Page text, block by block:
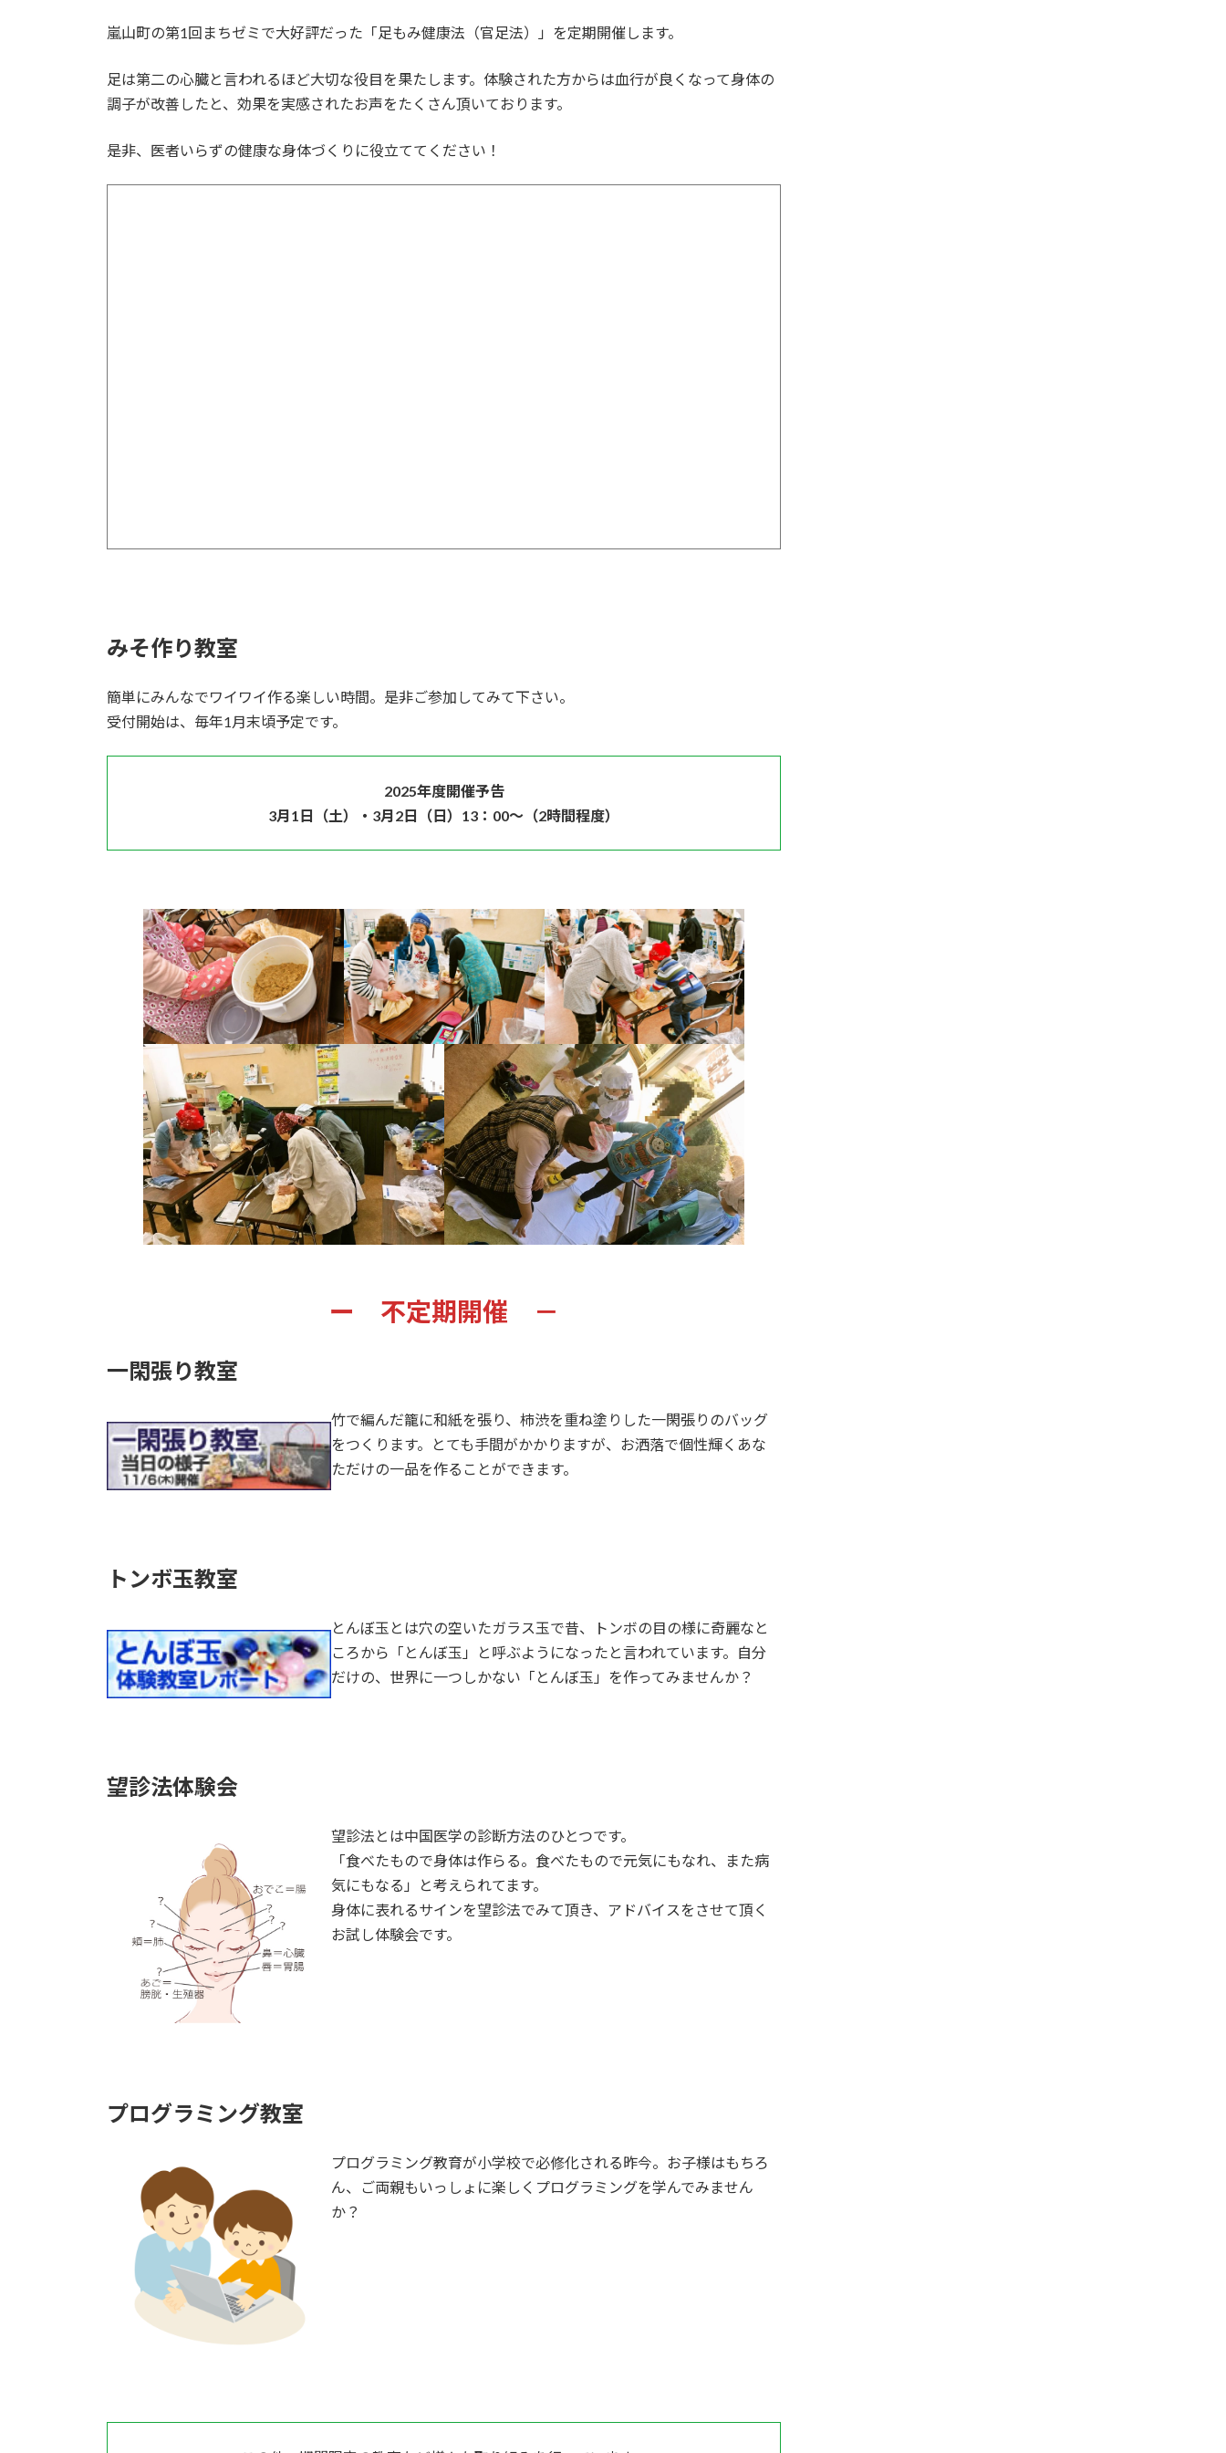
嵐山町の第1回まちゼミで大好評だった「足もみ健康法（官足法）」を定期開催します。
足は第二の心臓と言われるほど大切な役目を果たします。体験された方からは血行が良くなって身体の
調子が改善したと、効果を実感されたお声をたくさん頂いております。
是非、医者いらずの健康な身体づくりに役立ててください！
みそ作り教室
簡単にみんなでワイワイ作る楽しい時間。是非ご参加してみて下さい。
受付開始は、毎年1月末頃予定です。
2025年度開催予告
3月1日（土）・3月2日（日）13：00～（2時間程度）
ー 不定期開催 －
一閑張り教室
竹で編んだ籠に和紙を張り、柿渋を重ね塗りした一閑張りのバッグ
をつくります。とても手間がかかりますが、お洒落で個性輝くあな
ただけの一品を作ることができます。
トンボ玉教室
とんぼ玉とは穴の空いたガラス玉で昔、トンボの目の様に奇麗なと
ころから「とんぼ玉」と呼ぶようになったと言われています。自分
だけの、世界に一つしかない「とんぼ玉」を作ってみませんか？
望診法体験会
望診法とは中国医学の診断方法のひとつです。
「食べたもので身体は作らる。食べたもので元気にもなれ、また病
気にもなる」と考えられてます。
身体に表れるサインを望診法でみて頂き、アドバイスをさせて頂く
お試し体験会です。
プログラミング教室
プログラミング教育が小学校で必修化される昨今。お子様はもちろ
ん、ご両親もいっしょに楽しくプログラミングを学んでみません
か？